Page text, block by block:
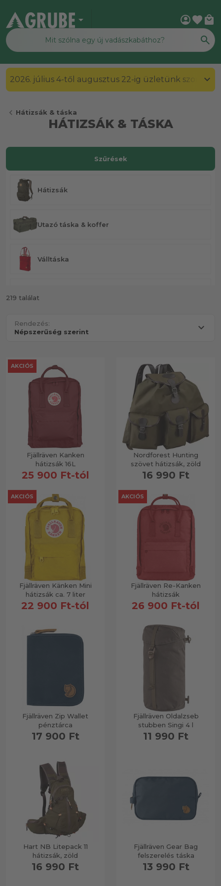
arrow_drop_down account_circlefavorite local_mall
2026. július 4-től augusztus 22-ig üzletünk
chevron_left Hátizsák & táska
HÁTIZSÁK & TÁSKA
Hátizsák
Utazó táska & koffer
Válltáska
Irattartó táska
Tolltartó
Vízhatlan tokok
Kiegészítők
219 találat
Rendezés:
Fjällräven Kanken
hátizsák 16L
AKCIÓS
25 900 Ft-tól
Nordforest Hunting
szövet hátizsák, zöld
16 990 Ft
Fjällräven Känken Mini
hátizsák ca. 7 liter
AKCIÓS
22 900 Ft-tól
Fjällräven Re-Kanken
hátizsák
AKCIÓS
26 900 Ft-tól
Fjällräven Zip Wallet
pénztárca
17 900 Ft
Fjällräven Oldalzseb
stubben Singi 4 l
11 990 Ft
Hart NB Litepack 11
hátizsák, zöld
16 990 Ft
Fjällräven Gear Bag
felszerelés táska
13 990 Ft
Szűrések